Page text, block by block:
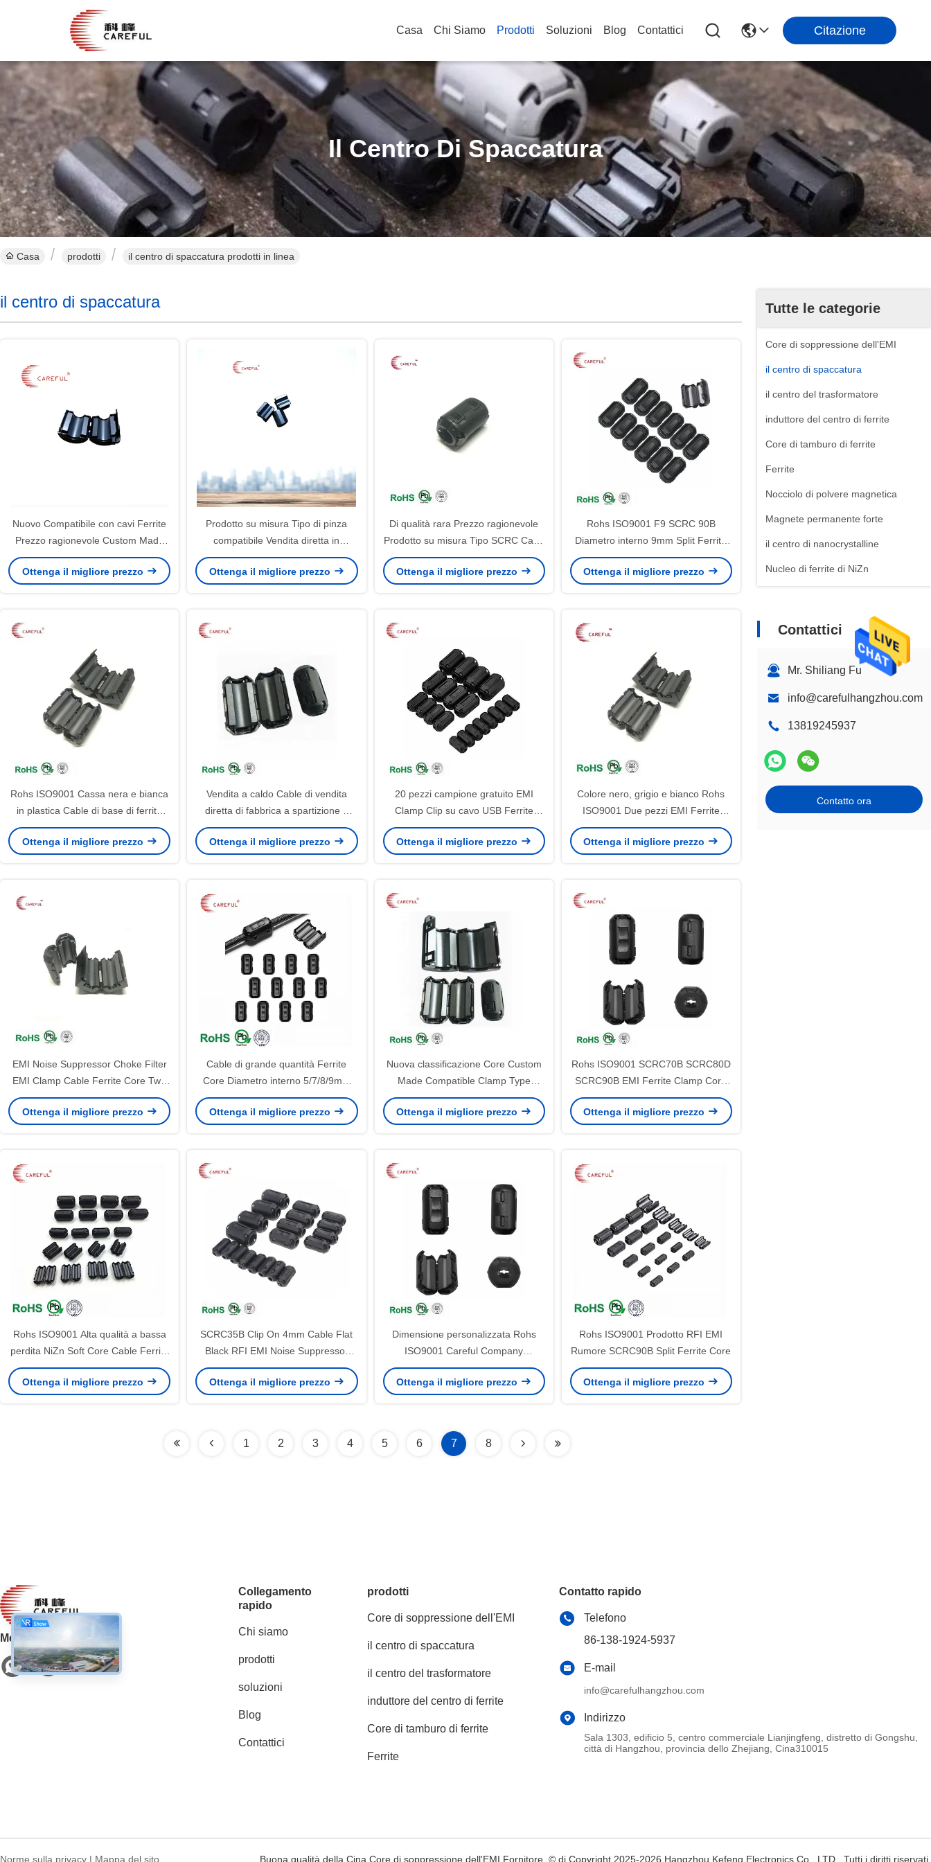
Casa Chi Siamo Prodotti Soluzioni Blog Contattici Citazione
Il Centro Di Spaccatura
Casa prodotti il centro di spaccatura prodotti in linea
Tutte le categorie
Core di soppressione dell'EMI
il centro di spaccatura
il centro del trasformatore
induttore del centro di ferrite
Core di tamburo di ferrite
Ferrite
Nocciolo di polvere magnetica
Magnete permanente forte
il centro di nanocrystalline
Nucleo di ferrite di NiZn
Contattici
Mr. Shiliang Fu
info@carefulhangzhou.com
13819245937
Contatto ora
il centro di spaccatura
Nuovo Compatibile con cavi Ferrite
Prezzo ragionevole Custom Made
Clamp Type Factory Direct Sale
Ottenga il migliore prezzo
Prodotto su misura Tipo di pinza
compatibile Vendita diretta in
fabbrica First Echelon Brand Cable
Ferrites Core Current Suppressor
Ottenga il migliore prezzo
Di qualità rara Prezzo ragionevole
Prodotto su misura Tipo SCRC Cavo
Parametro preciso Ferrite Noise
Suppression
Ottenga il migliore prezzo
Rohs ISO9001 F9 SCRC 90B
Diametro interno 9mm Split Ferrite
Cable Core Utilizzo In Alta
Frequenza
Ottenga il migliore prezzo
Rohs ISO9001 Cassa nera e bianca
in plastica Cable di base di ferrite
Cori anti-interferenza con
3,5*4*5*6*7*8*9*10*11*12*13mm
Ottenga il migliore prezzo
Vendita a caldo Cable di vendita
diretta di fabbrica a spartizione a
misura
Ottenga il migliore prezzo
20 pezzi campione gratuito EMI
Clamp Clip su cavo USB Ferrite
Core per /7mm/ 9mm/ 13mm di
diametro cavo
Ottenga il migliore prezzo
Colore nero, grigio e bianco Rohs
ISO9001 Due pezzi EMI Ferrite
Clamp Core per uso EMI
Ottenga il migliore prezzo
EMI Noise Suppressor Choke Filter
EMI Clamp Cable Ferrite Core Two
Pieces Soft Snap On EMI Ferrite
Core Per il cavo
Ottenga il migliore prezzo
Cable di grande quantità Ferrite
Core Diametro interno 5/7/8/9mm
Cable Core Hot Sale
Ottenga il migliore prezzo
Nuova classificazione Core Custom
Made Compatible Clamp Type
Factory Direct Sale Cable Ferrites
Core Suppressor di corrente
Ottenga il migliore prezzo
Rohs ISO9001 SCRC70B SCRC80D
SCRC90B EMI Ferrite Clamp Core
per cavo dati video USB Due pezzi
Clip Core
Ottenga il migliore prezzo
Rohs ISO9001 Alta qualità a bassa
perdita NiZn Soft Core Cable Ferrite
SCRC35B SCRC50 SCRC70
SCRC80
Ottenga il migliore prezzo
SCRC35B Clip On 4mm Cable Flat
Black RFI EMI Noise Suppressor
Cable Clip
Ottenga il migliore prezzo
Dimensione personalizzata Rohs
ISO9001 Careful Company
Tecnologia avanzata Prodotto Cavo
Ferrite Core
Ottenga il migliore prezzo
Rohs ISO9001 Prodotto RFI EMI
Rumore SCRC90B Split Ferrite Core
Ottenga il migliore prezzo
1 2 3 4 5 6 7 8
Mezzi sociali
Collegamento
rapido
Chi siamo
prodotti
soluzioni
Blog
Contattici
prodotti
Core di soppressione dell'EMI
il centro di spaccatura
il centro del trasformatore
induttore del centro di ferrite
Core di tamburo di ferrite
Ferrite
Contatto rapido
Telefono
86-138-1924-5937
E-mail
info@carefulhangzhou.com
Indirizzo
Sala 1303, edificio 5, centro commerciale Lianjingfeng, distretto di Gongshu,
città di Hangzhou, provincia dello Zhejiang, Cina310015
Norme sulla privacy | Mappa del sito Buona qualità della Cina Core di soppressione dell'EMI Fornitore. © di Copyright 2025-2026 Hangzhou Kefeng Electronics Co., LTD . Tutti i diritti riservati.